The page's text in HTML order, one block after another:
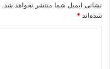
نشانی ایمیل شما منتشر نخواهد شد.
شده‌اند *